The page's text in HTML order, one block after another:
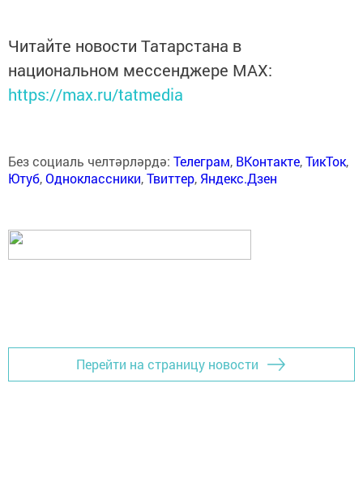
Читайте новости Татарстана в
национальном мессенджере MАХ:
https://max.ru/tatmedia
Без социаль челтәрләрдә: Телеграм, ВКонтакте,ТикТок,
Ютуб,Одноклассники,Твиттер, Яндекс.Дзен
Перейти на страницу новости